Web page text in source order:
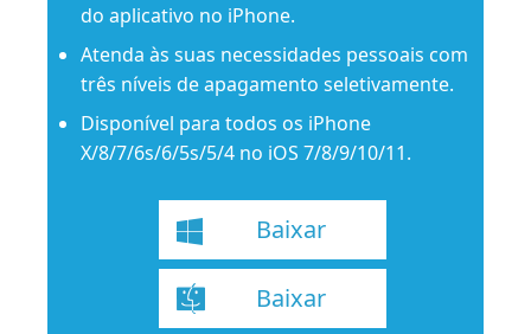
do aplicativo no iPhone.
Atenda às suas necessidades pessoais com
três níveis de apagamento seletivamente.
Disponível para todos os iPhone
X/8/7/6s/6/5s/5/4 no iOS 7/8/9/10/11.
Baixar
Baixar